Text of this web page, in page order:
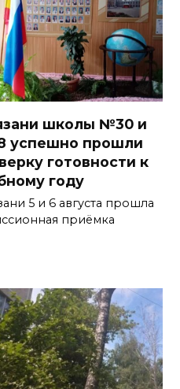
школы №30 и
успешно прошли
готовности к
году
5 и 6 августа прошла
приёмка